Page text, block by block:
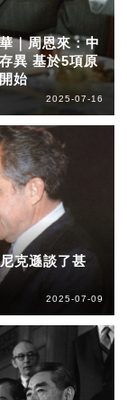
｜周恩來：中
異 基於5項原
始
2025-07-16
克遜談了甚
2025-07-09